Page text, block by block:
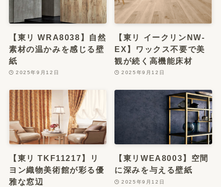
【東リ WRA8038】自然
素材の温かみを感じる壁
紙
2025年9月12日
【東リ イークリンNW-
EX】ワックス不要で美
観が続く高機能床材
2025年9月12日
【東リ TKF11217】リ
ヨン織物美術館が彩る優
雅な窓辺
【東リWEA8003】空間
に深みを与える壁紙
2025年9月12日